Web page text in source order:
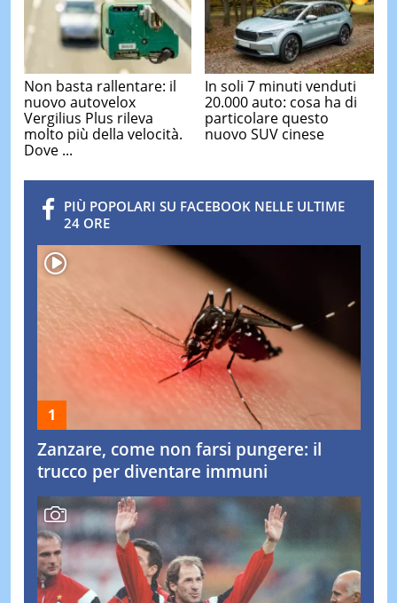
Non basta rallentare: il
nuovo autovelox
Vergilius Plus rileva
molto più della velocità.
Dove ...
In soli 7 minuti venduti
20.000 auto: cosa ha di
particolare questo
nuovo SUV cinese
PIÙ POPOLARI SU FACEBOOK NELLE ULTIME
24 ORE
Zanzare, come non farsi pungere: il
trucco per diventare immuni